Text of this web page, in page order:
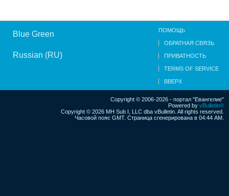
Blue Green
Russian (RU)
ПОМОЩЬ
ОБРАТНАЯ СВЯЗЬ
ПРИВАТНОСТЬ
TERMS OF SERVICE
ВВЕРХ
Copyright © 2006-2026 - портал "Евангелие"
Powered by vBulletin®
Copyright © 2026 MH Sub I, LLC dba vBulletin. All rights reserved.
Часовой пояс GMT. Страница сгенерирована в 04:44 AM.